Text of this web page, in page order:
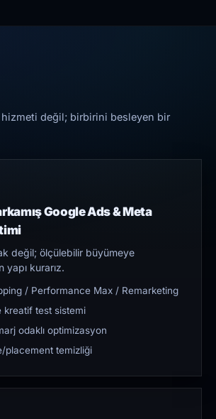
hizmeti değil; birbirini besleyen bir
Google Ads & Meta
değil; ölçülebilir büyümeye
yapı kurarız.
/ Performance Max / Remarketing
kreatif test sistemi
odaklı optimizasyon
placement temizliği